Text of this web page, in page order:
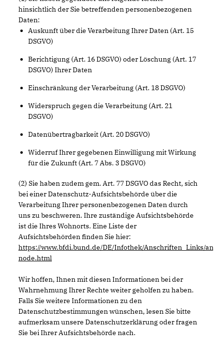
hinsichtlich der Sie betreffenden personenbezogenen
Daten:
Auskunft über die Verarbeitung Ihrer Daten (Art. 15
DSGVO)
Berichtigung (Art. 16 DSGVO) oder Löschung (Art. 17
DSGVO) Ihrer Daten
Einschränkung der Verarbeitung (Art. 18 DSGVO)
Widerspruch gegen die Verarbeitung (Art. 21
DSGVO)
Datenübertragbarkeit (Art. 20 DSGVO)
Widerruf Ihrer gegebenen Einwilligung mit Wirkung
für die Zukunft (Art. 7 Abs. 3 DSGVO)
(2) Sie haben zudem gem. Art. 77 DSGVO das Recht, sich
bei einer Datenschutz-Aufsichtsbehörde über die
Verarbeitung Ihrer personenbezogenen Daten durch
uns zu beschweren. Ihre zuständige Aufsichtsbehörde
ist die Ihres Wohnorts. Eine Liste der
Aufsichtsbehörden finden Sie hier:
https://www.bfdi.bund.de/DE/Infothek/Anschriften_Links/
node.html
Wir hoffen, Ihnen mit diesen Informationen bei der
Wahrnehmung Ihrer Rechte weiter geholfen zu haben.
Falls Sie weitere Informationen zu den
Datenschutzbestimmungen wünschen, lesen Sie bitte
aufmerksam unsere Datenschutzerklärung oder fragen
Sie bei Ihrer Aufsichtsbehörde nach.